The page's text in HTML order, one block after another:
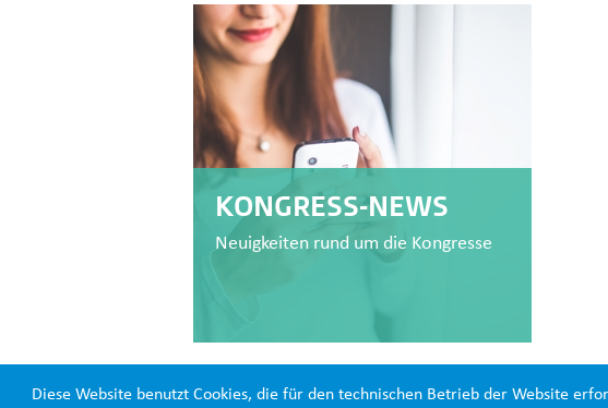
Diese Website benutzt Cookies, die für den technischen Betrieb der Website
KONGRESS-NEWS
Neuigkeiten rund um die Kongresse